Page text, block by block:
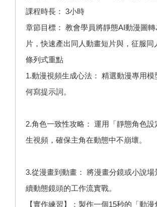
課程時長： 3小時
章節目標： 教會學員將靜態AI動漫圖
片，快速產出同人動畫短片與，征服同
條列式重點
1.動漫視頻生成心法： 精選動漫專用模
何寫提示詞。
2.角色一致性攻略： 運用「靜態角色設
生視頻，確保主角在動態中不崩壞。
3.從漫畫到動畫： 將漫畫分鏡或小說場
續動態鏡頭的工作流實戰。
【實作練習】：製作一個15秒的「動